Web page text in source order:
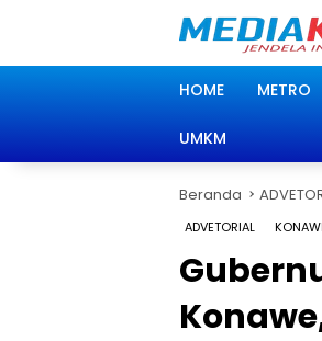
HOME METRO
UMKM
Beranda
ADVETORIAL